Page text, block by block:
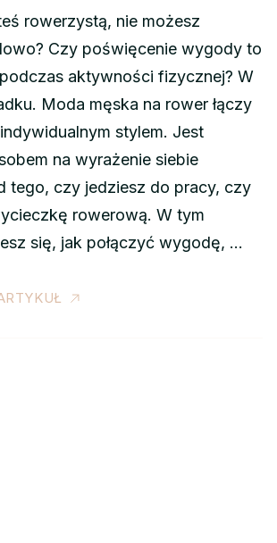
rowerzystą, nie możesz
Czy poświęcenie wygody to
aktywności fizycznej? W
Moda męska na rower łączy
stylem. Jest
na wyrażenie siebie
tego, czy jedziesz do pracy, czy
rowerową. W tym
się, jak połączyć wygodę, …